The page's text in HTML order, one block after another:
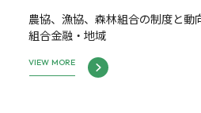
農協、漁協、森林組合の制度と動
組合金融・地域
VIEW MORE